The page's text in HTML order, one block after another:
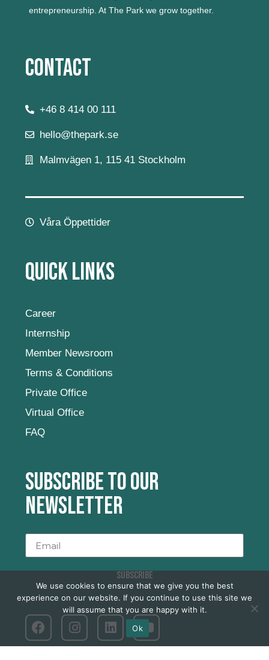
entrepreneurship. At The Park we grow together.
Contact
+46 8 414 00 111
hello@thepark.se
Malmvägen 1, 115 41 Stockholm
Våra Öppettider
Quick Links
Career
Internship
Member Newsroom
Terms & Conditions
Private Office
Virtual Office
FAQ
Subscribe to our
newsletter
SUBSCRIBE
We use cookies to ensure that we give you the best
experience on our website. If you continue to use this site we
will assume that you are happy with it.
Ok